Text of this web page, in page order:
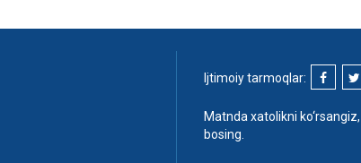
Ijtimoiy tarmoqlar:
Matnda xatolikni
bosing.